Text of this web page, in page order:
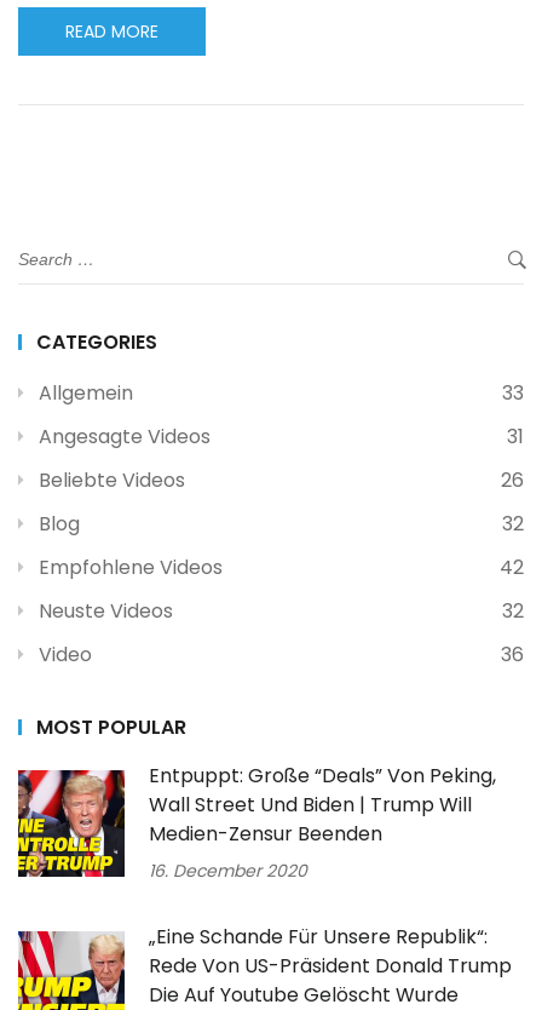
READ MORE
CATEGORIES
Allgemein
33
Angesagte Videos
31
Beliebte Videos
26
Blog
32
Empfohlene Videos
42
Neuste Videos
32
Video
36
MOST POPULAR
Entpuppt: Große “Deals” Von Peking,
Wall Street Und Biden | Trump Will
Medien-Zensur Beenden
16. December 2020
„Eine Schande Für Unsere Republik“:
Rede Von US-Präsident Donald Trump
Die Auf Youtube Gelöscht Wurde